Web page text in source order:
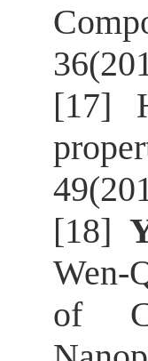
[17]
[18]
Wen-
of